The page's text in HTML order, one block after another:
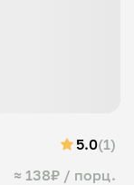
≈ 138₽ / порц.
5.0(1)